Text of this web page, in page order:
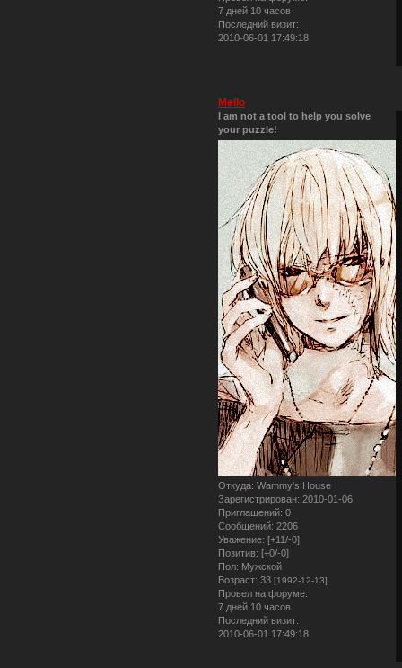
7 дней 10 часов
Последний визит:
2010-06-01 17:49:18
Mello
I am not a tool to help you solve
your puzzle!
Откуда: Wammy's House
Зарегистрирован: 2010-01-06
Приглашений: 0
Сообщений: 2206
Уважение: [+11/-0]
Позитив: [+0/-0]
Пол: Мужской
Возраст: 33 [1992-12-13]
Провел на форуме:
7 дней 10 часов
Последний визит:
2010-06-01 17:49:18